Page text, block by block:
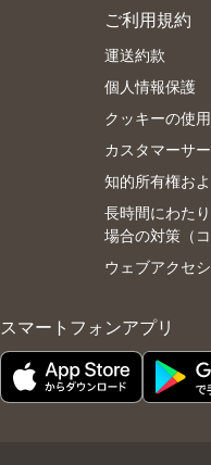
ご利用規約
運送約款
個人情報保護
クッキーの使
カスタマーサ
知的所有権お
長時間にわた
場合の対策（
ウェブアクセ
スマートフォンアプリ